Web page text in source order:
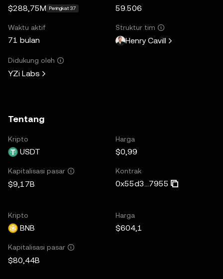
$288,75M Peringkat 37 59.506
Waktu aktif
71 bulan
Struktur tim
Henry Cavill
Didukung oleh
YZi Labs
Tentang
Kripto
USDT
Harga
$0,99
Kapitalisasi pasar
$9,17B
Kontrak
0x55d3...7955
Kripto
BNB
Harga
$604,1
Kapitalisasi pasar
$80,44B